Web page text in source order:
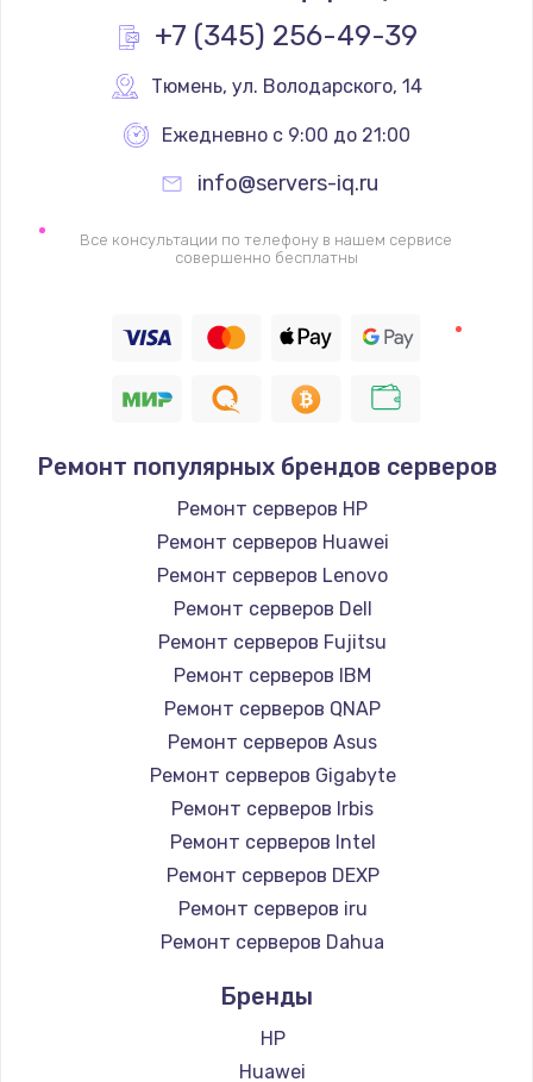
+7 (345) 256-49-39
Тюмень, ул. Володарского, 14
Ежедневно с 9:00 до 21:00
info@servers-iq.ru
Все консультации по телефону в нашем сервисе
совершенно бесплатны
Ремонт популярных брендов серверов
Ремонт серверов HP
Ремонт серверов Huawei
Ремонт серверов Lenovo
Ремонт серверов Dell
Ремонт серверов Fujitsu
Ремонт серверов IBM
Ремонт серверов QNAP
Ремонт серверов Asus
Ремонт серверов Gigabyte
Ремонт серверов Irbis
Ремонт серверов Intel
Ремонт серверов DEXP
Ремонт серверов iru
Ремонт серверов Dahua
Бренды
HP
Huawei